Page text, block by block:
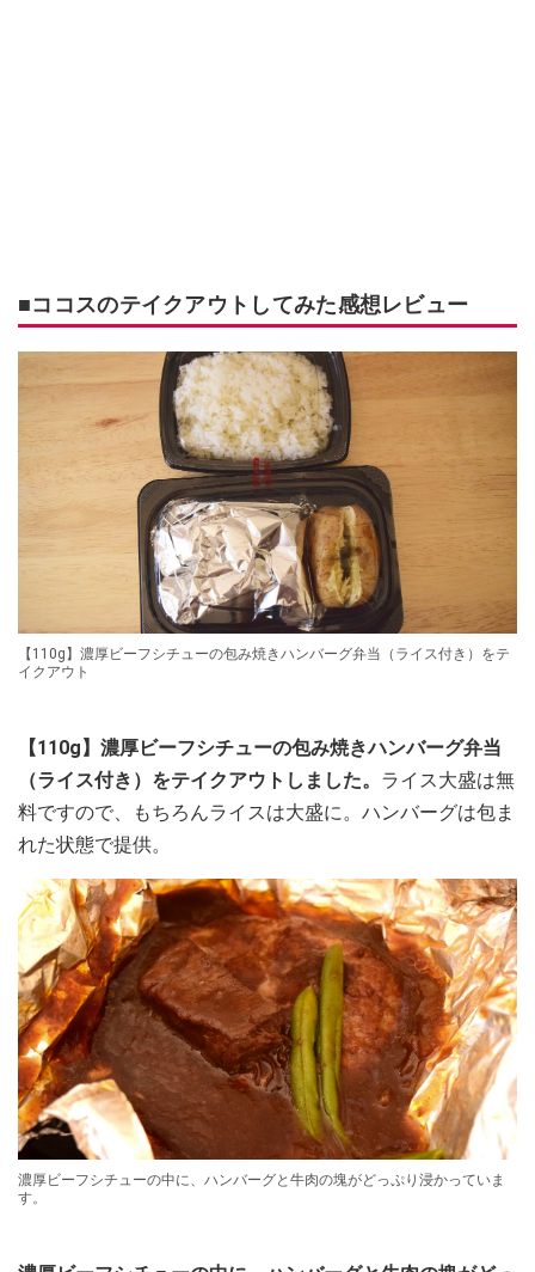
■ココスのテイクアウトしてみた感想レビュー
【110g】濃厚ビーフシチューの包み焼きハンバーグ弁当（ライス付き）をテ
イクアウト
【110g】濃厚ビーフシチューの包み焼きハンバーグ弁当
（ライス付き）をテイクアウトしました。 ライス大盛は無
料ですので、もちろんライスは大盛に。ハンバーグは包ま
れた状態で提供。
濃厚ビーフシチューの中に、ハンバーグと牛肉の塊がどっぷり浸かっていま
す。